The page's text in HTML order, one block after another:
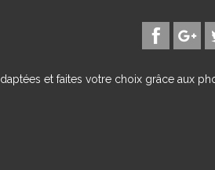
et faites votre choix grâce aux